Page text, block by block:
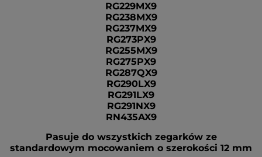
RG229MX9
RG238MX9
RG237MX9
RG273PX9
RG255MX9
RG275PX9
RG287QX9
RG290LX9
RG291LX9
RG291NX9
RN435AX9
Pasuje do wszystkich zegarków ze
standardowym mocowaniem o szerokości 12 mm